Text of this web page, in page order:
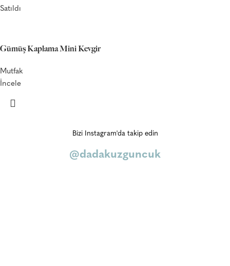
Satıldı
Gümüş Kaplama Mini Kevgir
Mutfak
İncele
Bizi Instagram'da takip edin
@dadakuzguncuk